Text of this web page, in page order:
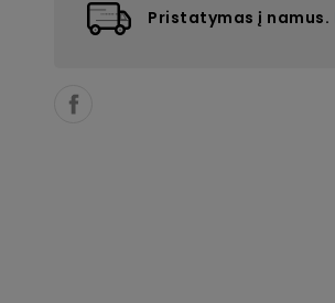
Pristatymas į namus.